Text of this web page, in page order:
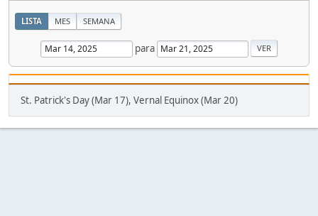
LISTA MES SEMANA
para
St. Patrick's Day (Mar 17), Vernal Equinox (Mar 20)